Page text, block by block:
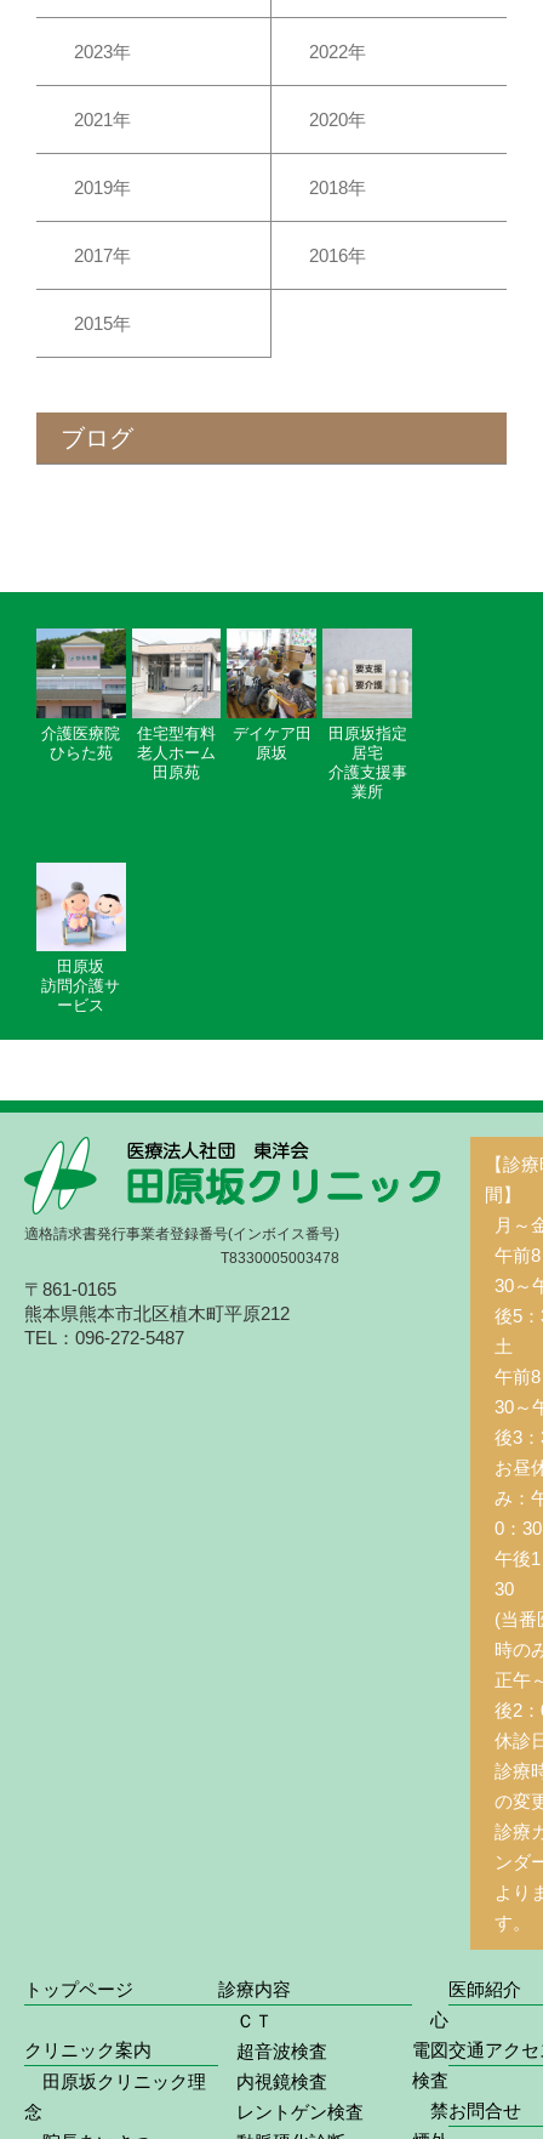
2023年 2022年
2021年 2020年
2019年 2018年
2017年 2016年
2015年
ブログ
介護医療院
ひらた苑
住宅型有料
老人ホーム
田原苑
デイケア田
原坂
田原坂指定
居宅
介護支援事
業所
田原坂
訪問介護サ
ービス
適格請求書発行事業者登録番号(インボイス番号)
T8330005003478
〒861-0165
熊本県熊本市北区植木町平原212
TEL：096-272-5487
【診
間】
月～
午前
30～
後5
土
午前
30～
後3
お昼
み：
0：
午後
30
(当番
時の
正午
後2
休診
診療
の変
診療
ンダ
より
す。
トップページ
クリニック案内
田原坂クリニック理
念
診療内容
ＣＴ
超音波検査
内視鏡検査
レントゲン検査
心
電図
検査
禁
医師紹介
交通アクセ
お問合せ